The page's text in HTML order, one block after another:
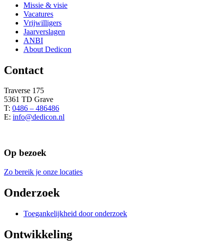
Missie & visie
Vacatures
Vrijwilligers
Jaarverslagen
ANBI
About Dedicon
Contact
Traverse 175
5361 TD Grave
T: 0486 – 486486
E: info@dedicon.nl
Op bezoek
Zo bereik je onze locaties
Onderzoek
Toegankelijkheid door onderzoek
Ontwikkeling